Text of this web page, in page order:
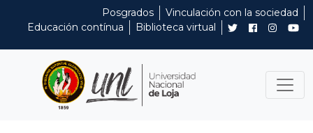
Posgrados
Vinculación con la sociedad
Educación contínua
Biblioteca virtual